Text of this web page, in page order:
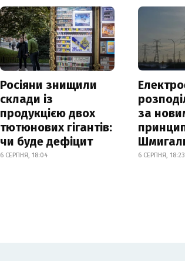
Росіяни знищили
склади із
продукцією двох
тютюнових гігантів:
чи буде дефіцит
6 СЕРПНЯ, 18:04
за
6 СЕРПНЯ, 18:23